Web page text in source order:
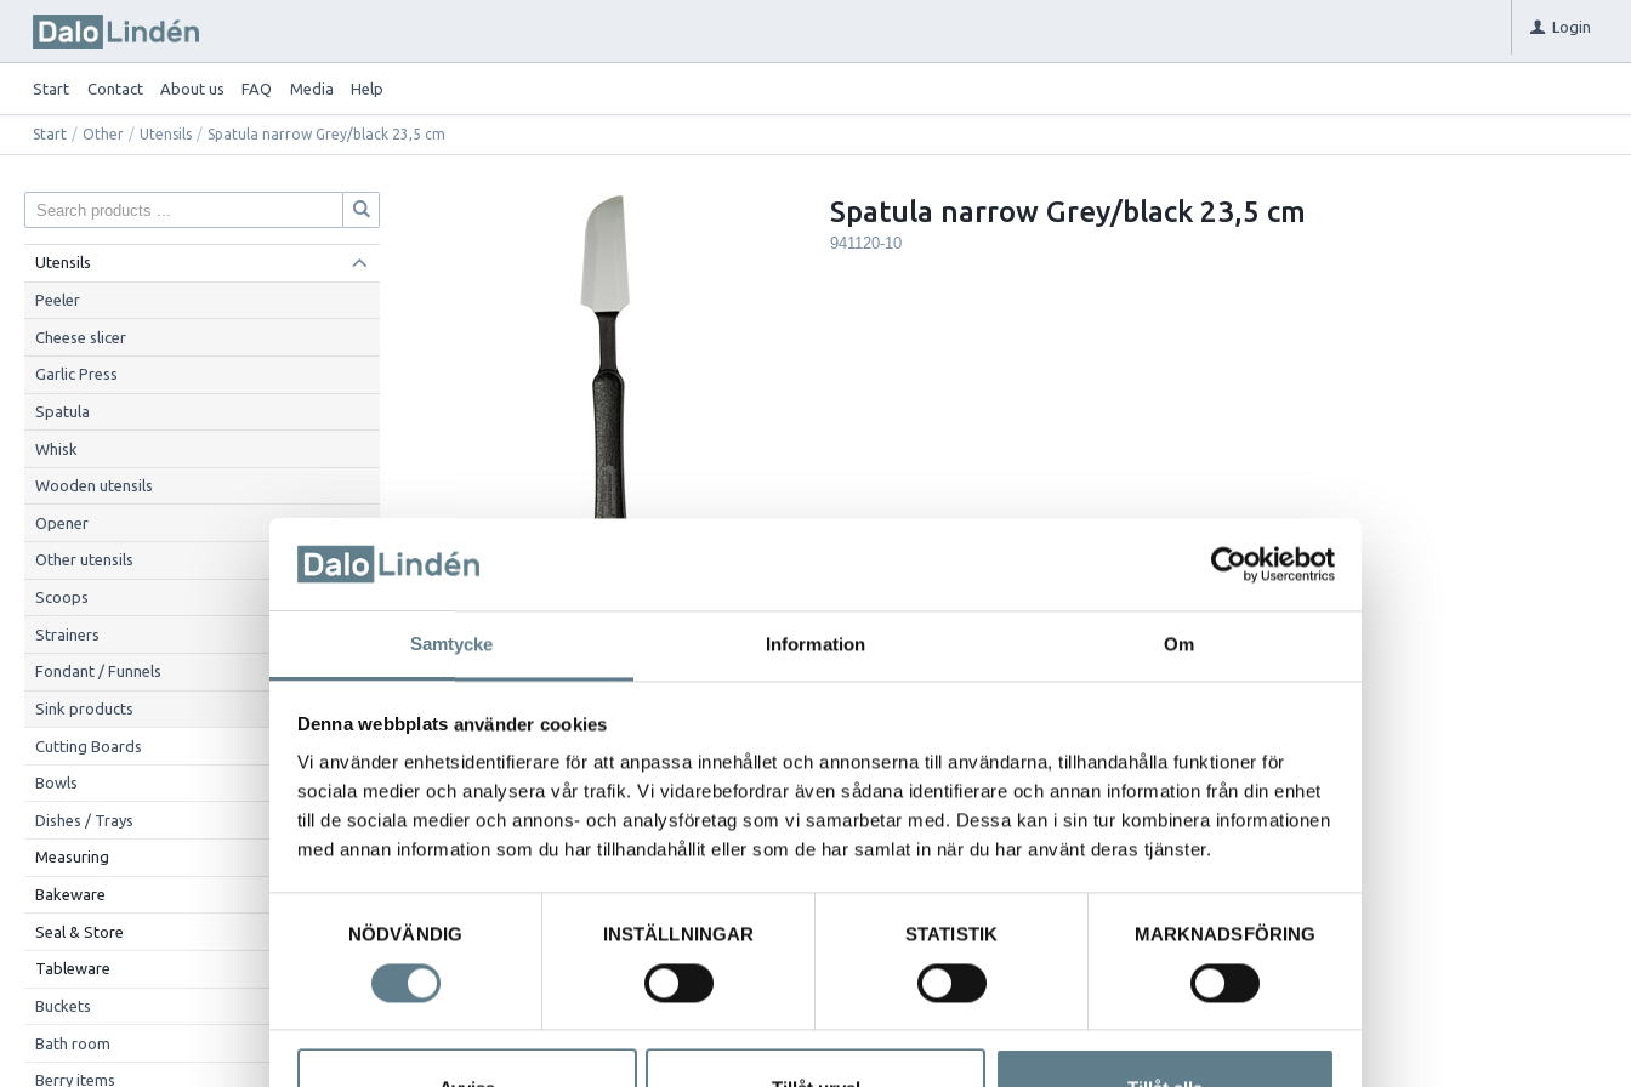
Samtycke Information Om
Denna webbplats använder cookies
Vi använder enhetsidentifierare för att anpassa innehållet och annonserna till användarna, tillhandahålla funktioner för
sociala medier och analysera vår trafik. Vi vidarebefordrar även sådana identifierare och annan information från din enhet
till de sociala medier och annons- och analysföretag som vi samarbetar med. Dessa kan i sin tur kombinera informationen
med annan information som du har tillhandahållit eller som de har samlat in när du har använt deras tjänster.
NÖDVÄNDIG
INSTÄLLNINGAR STATISTIK MARKNADSFÖRING
Login
Start Contact About us FAQ Media Help
Start / Other / Utensils / Spatula narrow Grey/black 23,5 cm
Utensils
Peeler
Cheese slicer
Garlic Press
Spatula
Whisk
Wooden utensils
Opener
Other utensils
Scoops
Strainers
Fondant / Funnels
Sink products
Cutting Boards
Bowls
Dishes / Trays
Measuring
Bakeware
Seal & Store
Tableware
Buckets
Bath room
Berry items
Spatula narrow Grey/black 23,5 cm
941120-10
Description
Heat resistant to +235 C.